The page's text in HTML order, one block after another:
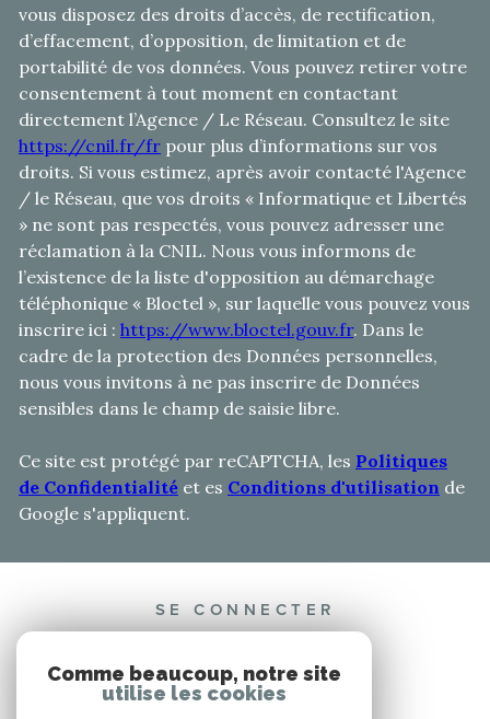
vous disposez des droits d’accès, de rectification,
d’effacement, d’opposition, de limitation et de
portabilité de vos données. Vous pouvez retirer votre
consentement à tout moment en contactant
directement l’Agence / Le Réseau. Consultez le site
https://cnil.fr/fr pour plus d’informations sur vos
droits. Si vous estimez, après avoir contacté l'Agence
/ le Réseau, que vos droits « Informatique et Libertés
» ne sont pas respectés, vous pouvez adresser une
réclamation à la CNIL. Nous vous informons de
l’existence de la liste d'opposition au démarchage
téléphonique « Bloctel », sur laquelle vous pouvez vous
inscrire ici : https://www.bloctel.gouv.fr. Dans le
cadre de la protection des Données personnelles,
nous vous invitons à ne pas inscrire de Données
sensibles dans le champ de saisie libre.
Ce site est protégé par reCAPTCHA, les Politiques
de Confidentialité et es Conditions d'utilisation de
Google s'appliquent.
SE CONNECTER
ESPACE PROPRIÉTAIRE
Comme beaucoup, notre site
utilise les cookies